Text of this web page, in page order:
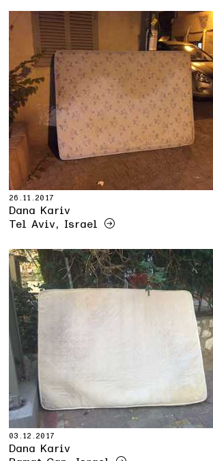
26.11.2017
Dana Kariv
Tel Aviv, Israel
03.12.2017
Dana Kariv